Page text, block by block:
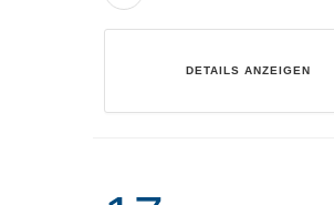
DETAILS ANZEIGEN